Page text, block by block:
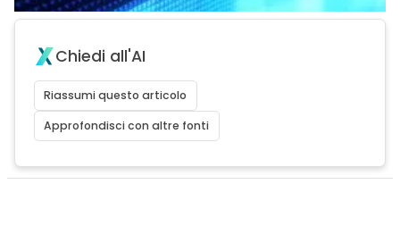
Chiedi all'AI
Riassumi questo articolo
Approfondisci con altre fonti